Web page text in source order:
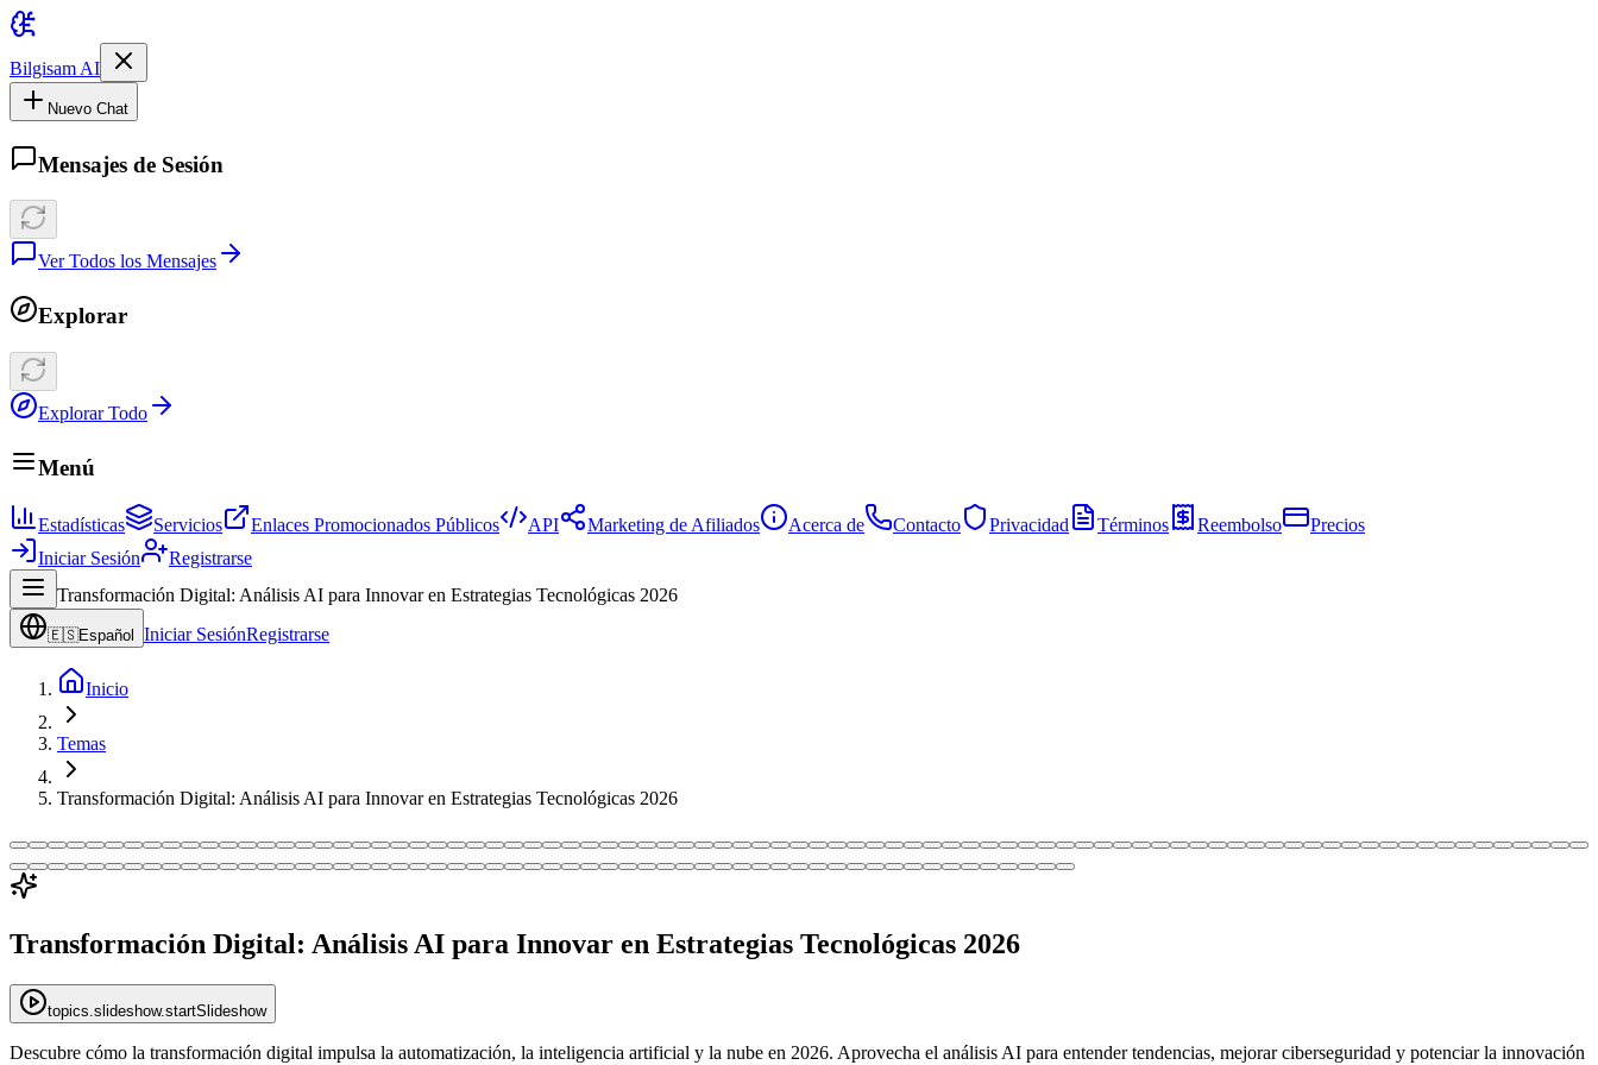
Bilgisam AI
Nuevo Chat
Mensajes de Sesión
Ver Todos los Mensajes
Explorar
Explorar Todo
Menú
Estadísticas Servicios Enlaces Promocionados Públicos API Marketing de Afiliados Acerca de Contacto Privacidad Términos Reembolso
Precios
Iniciar Sesión
Registrarse
Transformación Digital: Análisis AI para Innovar en Estrategias Tecnológicas 2026
🇪🇸Español Iniciar SesiónRegistrarse
Inicio
Temas
Transformación Digital: Análisis AI para Innovar en Estrategias Tecnológicas 2026
Transformación Digital: Análisis AI para Innovar en Estrategias Tecnológicas 2026
topics.slideshow.startSlideshow
Descubre cómo la transformación digital impulsa la automatización, la inteligencia artificial y la nube en 2026. Aprovecha el análisis AI para entender tendencias, mejorar ciberseguridad y potenciar la innovación